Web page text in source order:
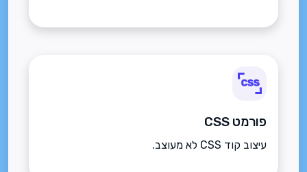
פורמט CSS
עיצוב קוד CSS לא מעוצב.